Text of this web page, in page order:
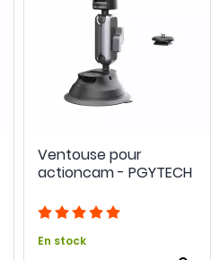
Ventouse pour
actioncam - PGYTECH
En stock